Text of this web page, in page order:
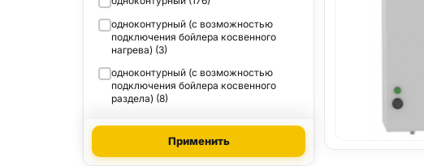
одноконтурный (с возможностью
подключения бойлера косвенного
нагрева) (3)
одноконтурный (с возможностью
подключения бойлера косвенного
раздела) (8)
Применить